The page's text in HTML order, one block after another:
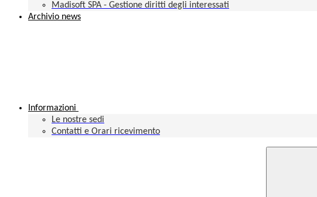
Madisoft SPA - Gestione diritti degli interessati
Archivio news
Informazioni
Le nostre sedi
Contatti e Orari ricevimento